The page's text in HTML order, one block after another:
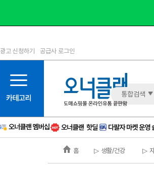
11등급
12등급
15등급
16등급
광고 신청하기 공급사 로그인
통합검색
홈 ▷ 생활/건강 ▷